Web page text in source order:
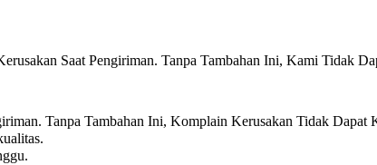
Saat Pengiriman. Tanpa Tambahan Ini, Kami Tidak
Tanpa Tambahan Ini, Komplain Kerusakan Tidak Dapat